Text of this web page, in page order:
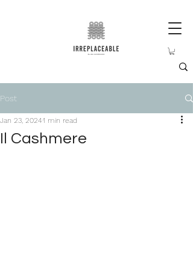
Post
Il Cashmere
Jan 23, 20241 min read